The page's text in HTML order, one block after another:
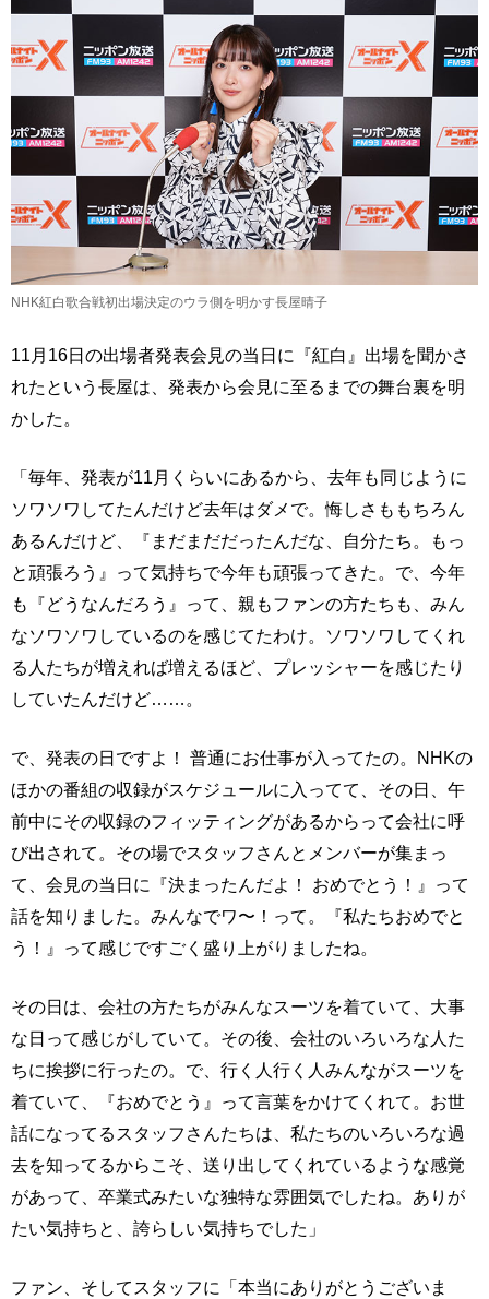
NHK紅白歌合戦初出場決定のウラ側を明かす長屋晴子
11月16日の出場者発表会見の当日に『紅白』出場を聞かさ
れたという長屋は、発表から会見に至るまでの舞台裏を明
かした。
「毎年、発表が11月くらいにあるから、去年も同じように
ソワソワしてたんだけど去年はダメで。悔しさももちろん
あるんだけど、『まだまだだったんだな、自分たち。もっ
と頑張ろう』って気持ちで今年も頑張ってきた。で、今年
も『どうなんだろう』って、親もファンの方たちも、みん
なソワソワしているのを感じてたわけ。ソワソワしてくれ
る人たちが増えれば増えるほど、プレッシャーを感じたり
していたんだけど……。
で、発表の日ですよ！ 普通にお仕事が入ってたの。NHKの
ほかの番組の収録がスケジュールに入ってて、その日、午
前中にその収録のフィッティングがあるからって会社に呼
び出されて。その場でスタッフさんとメンバーが集まっ
て、会見の当日に『決まったんだよ！ おめでとう！』って
話を知りました。みんなでワ〜！って。『私たちおめでと
う！』って感じですごく盛り上がりましたね。
その日は、会社の方たちがみんなスーツを着ていて、大事
な日って感じがしていて。その後、会社のいろいろな人た
ちに挨拶に行ったの。で、行く人行く人みんながスーツを
着ていて、『おめでとう』って言葉をかけてくれて。お世
話になってるスタッフさんたちは、私たちのいろいろな過
去を知ってるからこそ、送り出してくれているような感覚
があって、卒業式みたいな独特な雰囲気でしたね。ありが
たい気持ちと、誇らしい気持ちでした」
ファン、そしてスタッフに「本当にありがとうございま